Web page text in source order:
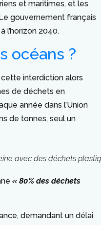
et maritimes, et les
gouvernement français
l’horizon 2040.
océans ?
interdiction alors
de déchets en
année dans l’Union
de tonnes, seul un
avec des déchets
« 80% des déchets
demandant un délai